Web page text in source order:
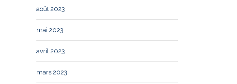
août 2023
mai 2023
avril 2023
mars 2023